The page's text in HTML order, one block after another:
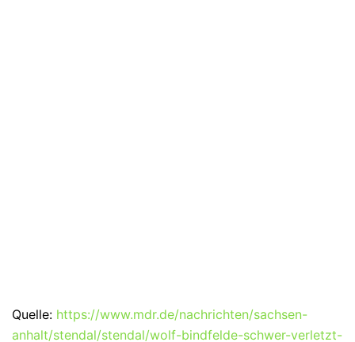
Quelle: https://www.mdr.de/nachrichten/sachsen-
anhalt/stendal/stendal/wolf-bindfelde-schwer-verletzt-